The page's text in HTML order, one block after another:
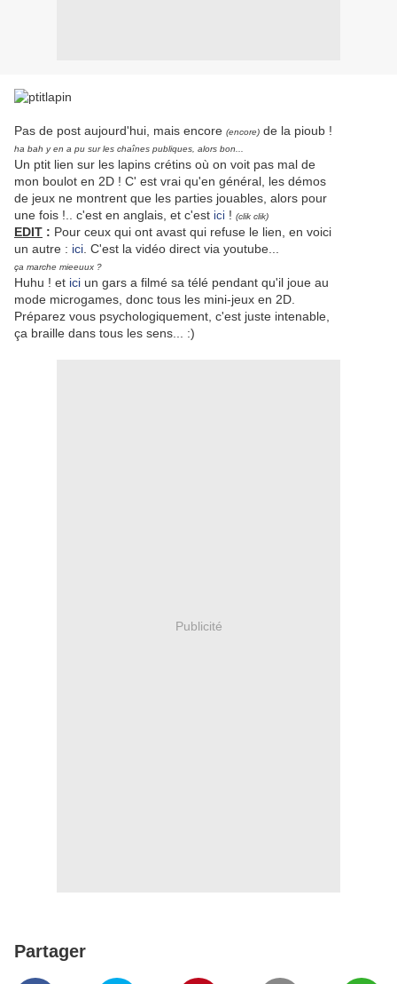
Pas de post aujourd'hui, mais encore (encore) de la pioub !
ha bah y en a pu sur les chaînes publiques, alors bon...
Un ptit lien sur les lapins crétins où on voit pas mal de
mon boulot en 2D ! C' est vrai qu'en général, les démos
de jeux ne montrent que les parties jouables, alors pour
une fois !.. c'est en anglais, et c'est ici ! (clik clik)
EDIT : Pour ceux qui ont avast qui refuse le lien, en voici
un autre : ici . C'est la vidéo direct via youtube...
ça marche mieeuux ?
Huhu ! et ici un gars a filmé sa télé pendant qu'il joue au
mode microgames, donc tous les mini-jeux en 2D.
Préparez vous psychologiquement, c'est juste intenable,
ça braille dans tous les sens... :)
Publicité
Partager